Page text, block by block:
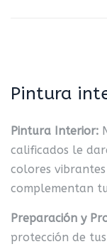
Pintura
Pintura Interior:
calificados le
colores
complementan
Preparación y
protección de